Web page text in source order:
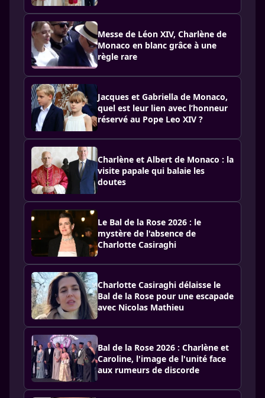
Messe de Léon XIV, Charlène de
Monaco en blanc grâce à une
règle rare
Jacques et Gabriella de Monaco,
quel est leur lien avec l’honneur
réservé au Pope Leo XIV ?
Charlène et Albert de Monaco : la
visite papale qui balaie les
doutes
Le Bal de la Rose 2026 : le
mystère de l'absence de
Charlotte Casiraghi
Charlotte Casiraghi délaisse le
Bal de la Rose pour une escapade
avec Nicolas Mathieu
Bal de la Rose 2026 : Charlène et
Caroline, l'image de l'unité face
aux rumeurs de discorde